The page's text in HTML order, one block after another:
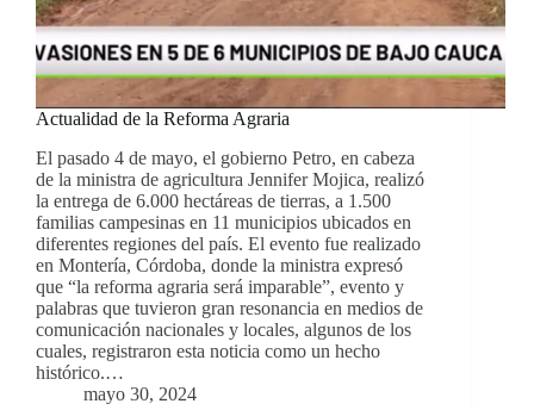
Actualidad de la Reforma Agraria
El pasado 4 de mayo, el gobierno Petro, en cabeza
de la ministra de agricultura Jennifer Mojica, realizó
la entrega de 6.000 hectáreas de tierras, a 1.500
familias campesinas en 11 municipios ubicados en
diferentes regiones del país. El evento fue realizado
en Montería, Córdoba, donde la ministra expresó
que “la reforma agraria será imparable”, evento y
palabras que tuvieron gran resonancia en medios de
comunicación nacionales y locales, algunos de los
cuales, registraron esta noticia como un hecho
histórico.…
mayo 30, 2024